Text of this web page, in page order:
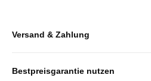
Versand & Zahlung
Bestpreisgarantie nutzen